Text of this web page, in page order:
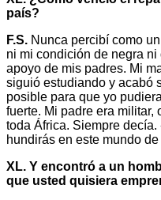
país?
F.S. Nunca percibí como
ni mi condición de negra ni
apoyo de mis padres. Mi
siguió estudiando y acabó
posible para que yo
fuerte. Mi padre era militar,
toda África. Siempre
hundirás en este mundo
XL. Y encontró a un
que usted quisiera